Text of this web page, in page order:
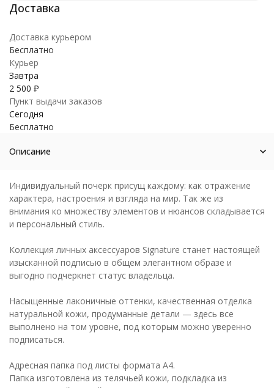
Доставка курьером
Бесплатно
Курьер
Завтра
2 500 ₽
Пункт выдачи заказов
Сегодня
Бесплатно
Описание
Индивидуальный почерк присущ каждому: как отражение
характера, настроения и взгляда на мир. Так же из
внимания ко множеству элементов и нюансов складывается
и персональный стиль.
Коллекция личных аксессуаров Signature станет настоящей
изысканной подписью в общем элегантном образе и
выгодно подчеркнет статус владельца.
Насыщенные лаконичные оттенки, качественная отделка
натуральной кожи, продуманные детали — здесь все
выполнено на том уровне, под которым можно уверенно
подписаться.
Адресная папка под листы формата А4.
Папка изготовлена из телячьей кожи, подкладка из